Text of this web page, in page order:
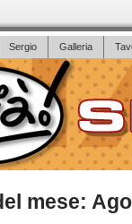
Sergio Galleria
mese: